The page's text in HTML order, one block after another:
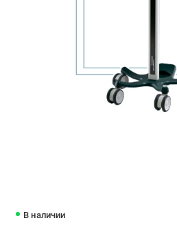
В наличии